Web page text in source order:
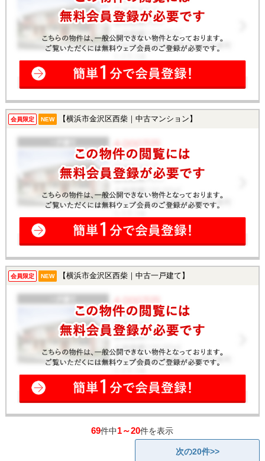
会員限定 NEW 【横浜市金沢区西柴｜中古マンション】
会員限定 NEW 【横浜市金沢区西柴｜中古一戸建て】
69件中1～20件を表示
次の20件>>